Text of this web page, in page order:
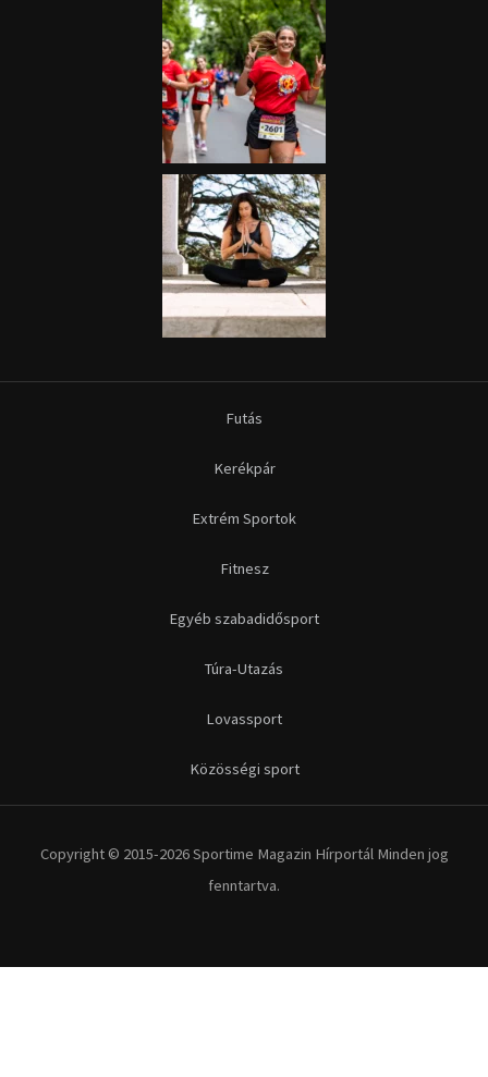
Futás
Kerékpár
Extrém Sportok
Fitnesz
Egyéb szabadidősport
Túra-Utazás
Lovassport
Közösségi sport
Copyright © 2015-2026 Sportime Magazin Hírportál Minden jog
fenntartva.